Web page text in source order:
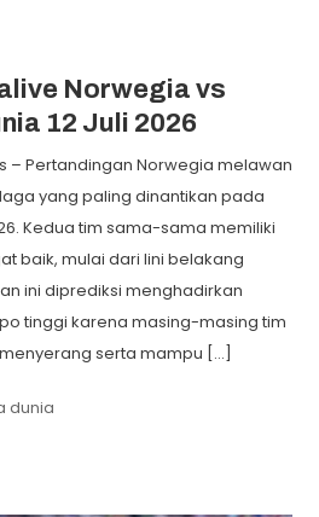
Norwegia vs
12 Juli 2026
– Pertandingan Norwegia melawan
yang paling dinantikan pada
Kedua tim sama-sama memiliki
baik, mulai dari lini belakang
ini diprediksi menghadirkan
tinggi karena masing-masing tim
serta mampu […]
dunia